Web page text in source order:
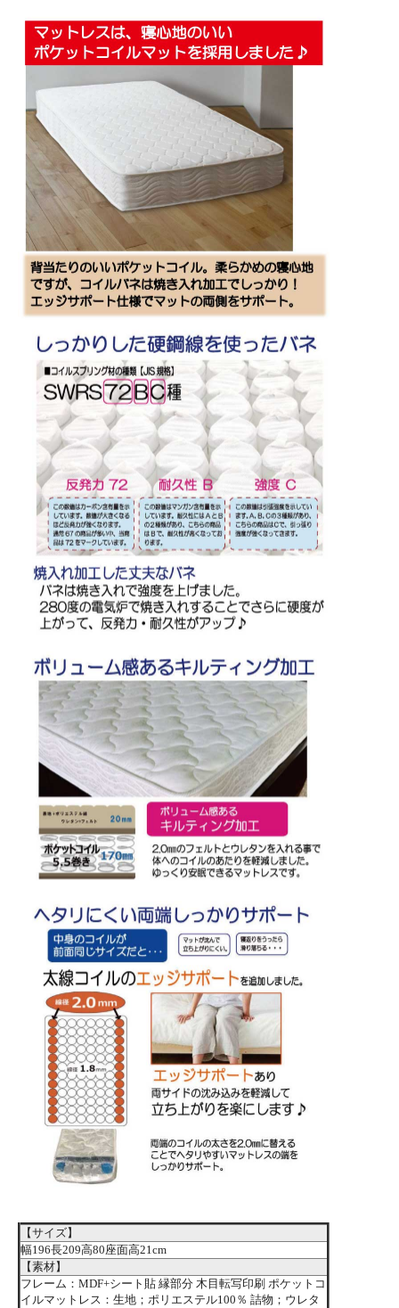
【サイズ】
幅196長209高80座面高21cm
【素材】
フレーム：MDF+シート貼 縁部分 木目転写印刷 ポケットコ
イルマットレス：生地；ポリエステル100％ 詰物；ウレタ